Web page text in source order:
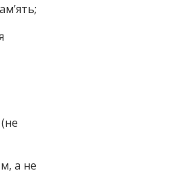
а не